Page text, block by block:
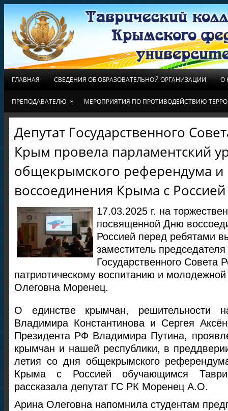
ГЛАВНАЯ СВЕДЕНИЯ ОБ ОБРАЗОВАТЕЛЬНОЙ ОРГАНИЗАЦИИ О
ПРЕПОДАВАТЕЛЮ » МЕРОПРИЯТИЯ ПО ПРОТИВОДЕЙСТВИЮ
Депутат Государственного
Крым провела парламентский
общекрымского референдума и
воссоединения Крыма с Россией
17.03.2025 г. на
посвященной Дню
Россией перед ребятами
заместитель
Государственного Совета
патриотическому воспитанию и
Олеговна Моренец.
О единстве крымчан, решительности
Владимира Константинова и Сергея
Президента РФ Владимира Путина,
крымчан и нашей республики, в
летия со дня общекрымского
Крыма с Россией обучающимся
рассказала депутат ГС РК Моренец А.О.
Арина Олеговна напомнила студентам